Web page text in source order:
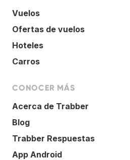
Vuelos
Ofertas de vuelos
Hoteles
Carros
CONOCER MÁS
Acerca de Trabber
Blog
Trabber Respuestas
App Android